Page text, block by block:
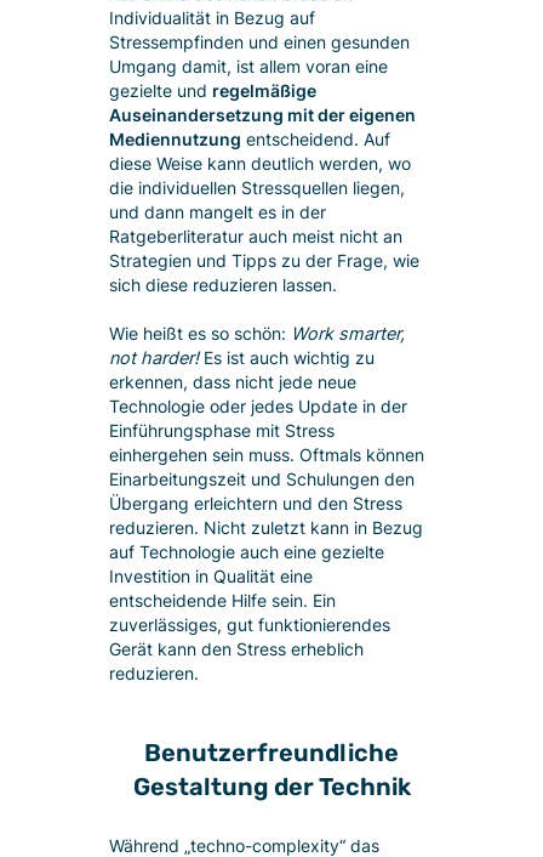
Individualität in Bezug auf
Stressempfinden und einen gesunden
Umgang damit, ist allem voran eine
gezielte und regelmäßige
Auseinandersetzung mit der eigenen
Mediennutzung entscheidend. Auf
diese Weise kann deutlich werden, wo
die individuellen Stressquellen liegen,
und dann mangelt es in der
Ratgeberliteratur auch meist nicht an
Strategien und Tipps zu der Frage, wie
sich diese reduzieren lassen.
Wie heißt es so schön: Work smarter,
not harder!Es ist auch wichtig zu
erkennen, dass nicht jede neue
Technologie oder jedes Update in der
Einführungsphase mit Stress
einhergehen sein muss. Oftmals können
Einarbeitungszeit und Schulungen den
Übergang erleichtern und den Stress
reduzieren. Nicht zuletzt kann in Bezug
auf Technologie auch eine gezielte
Investition in Qualität eine
entscheidende Hilfe sein. Ein
zuverlässiges, gut funktionierendes
Gerät kann den Stress erheblich
reduzieren.
Benutzerfreundliche
Gestaltung der Technik
Während „techno-complexity“ das